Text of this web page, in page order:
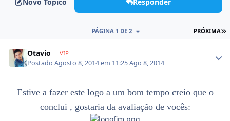
PRÓXIMA
PÁGINA 1 DE 2
Otavio VIP
PostadoAgosto 8, 2014 em 11:25Ago 8, 2014
Estive a fazer este logo a um bom tempo creio que o
conclui , gostaria da avaliação de vocês: